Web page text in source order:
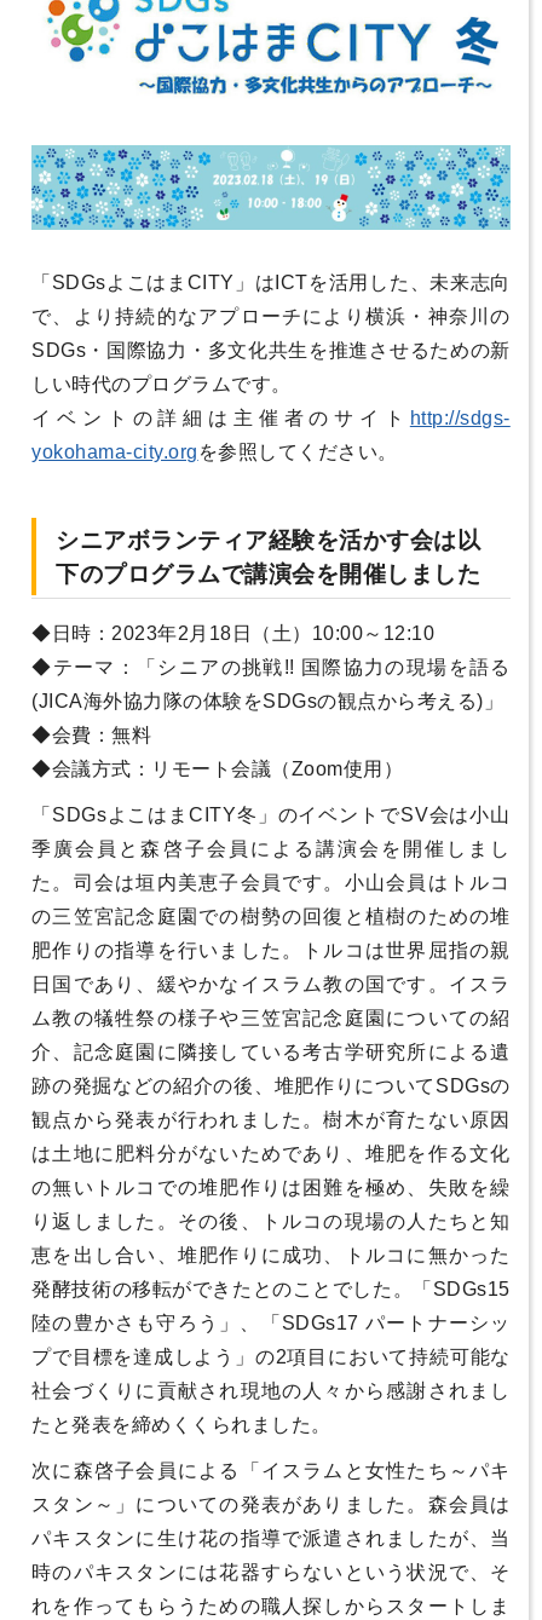
「SDGsよこはまCITY」はICTを活用した、未来志向
で、より持続的なアプローチにより横浜・神奈川の
SDGs・国際協力・多文化共生を推進させるための新
しい時代のプログラムです。
イベントの詳細は主催者のサイト
http://sdgs-
yokohama-city.org を参照してください。
シニアボランティア経験を活かす会は以
下のプログラムで講演会を開催しました
◆日時：2023年2月18日（土）10:00～12:10
◆テーマ：「シニアの挑戦!! 国際協力の現場を語る
(JICA海外協力隊の体験をSDGsの観点から考える)」
◆会費：無料
◆会議方式：リモート会議（Zoom使用）
「SDGsよこはまCITY冬」のイベントでSV会は小山
季廣会員と森啓子会員による講演会を開催しまし
た。司会は垣内美恵子会員です。小山会員はトルコ
の三笠宮記念庭園での樹勢の回復と植樹のための堆
肥作りの指導を行いました。トルコは世界屈指の親
日国であり、緩やかなイスラム教の国です。イスラ
ム教の犠牲祭の様子や三笠宮記念庭園についての紹
介、記念庭園に隣接している考古学研究所による遺
跡の発掘などの紹介の後、堆肥作りについてSDGsの
観点から発表が行われました。樹木が育たない原因
は土地に肥料分がないためであり、堆肥を作る文化
の無いトルコでの堆肥作りは困難を極め、失敗を繰
り返しました。その後、トルコの現場の人たちと知
恵を出し合い、堆肥作りに成功、トルコに無かった
発酵技術の移転ができたとのことでした。「SDGs15
陸の豊かさも守ろう」、「SDGs17 パートナーシッ
プで目標を達成しよう」の2項目において持続可能な
社会づくりに貢献され現地の人々から感謝されまし
たと発表を締めくくられました。
次に森啓子会員による「イスラムと女性たち～パキ
スタン～」についての発表がありました。森会員は
パキスタンに生け花の指導で派遣されましたが、当
時のパキスタンには花器すらないという状況で、そ
れを作ってもらうための職人探しからスタートしま